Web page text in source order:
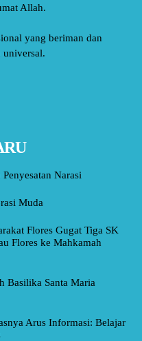
Allah.
yang beriman dan
universal.
Narasi
Muda
Flores Gugat Tiga SK
Flores ke Mahkamah
Basilika Santa Maria
Arus Informasi: Belajar